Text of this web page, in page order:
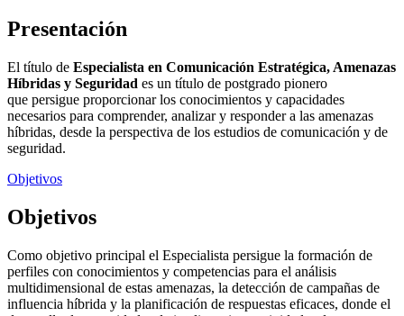
Presentación
El título de Especialista en Comunicación Estratégica, Amenazas
Híbridas y Seguridad es un título de postgrado pionero
que persigue proporcionar los conocimientos y capacidades
necesarios para comprender, analizar y responder a las amenazas
híbridas, desde la perspectiva de los estudios de comunicación y de
seguridad.
Objetivos
Objetivos
Como objetivo principal el Especialista persigue la formación de
perfiles con conocimientos y competencias para el análisis
multidimensional de estas amenazas, la detección de campañas de
influencia híbrida y la planificación de respuestas eficaces, donde el